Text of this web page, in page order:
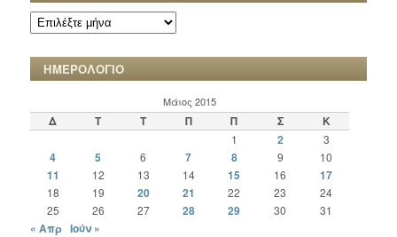
ΑΡΧΕΙΟ
ΧΡΟΝΙΚΩΝ
ΗΜΕΡΟΛΟΓΙΟ
Μάιος 2015
Δ Τ Τ Π Π Σ Κ
1 2 3
4 5 6 7 8 9 10
11 12 13 14 15 16 17
18 19 20 21 22 23
24
25
26 27 28 29 30 31
« Απρ Ιούν »